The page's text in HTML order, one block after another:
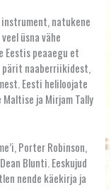
natukene
üsna vähe
Eestis peaaegu et
pärit naaberriikidest,
Eesti heliloojate
Maltise ja Mirjam Tally
Porter Robinson,
Blunti. Eeskujud
nende käekirja ja